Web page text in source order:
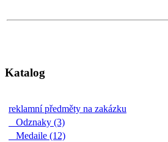
Katalog
reklamní předměty na zakázku
Odznaky (3)
Medaile (12)